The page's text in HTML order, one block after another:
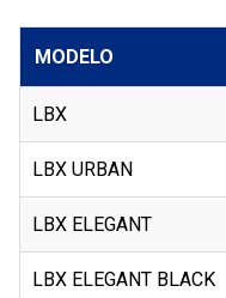
MODELO
LBX
LBX URBAN
LBX ELEGANT
LBX ELEGANT BLACK